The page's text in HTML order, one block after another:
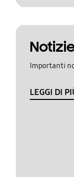
Importanti
LEGGI DI